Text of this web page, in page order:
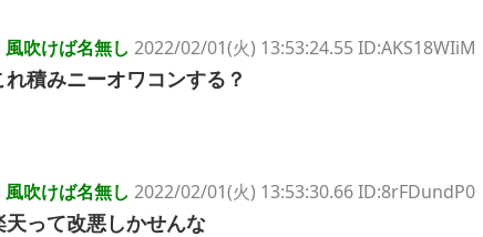
風吹けば名無し 2022/02/01(火) 13:53:24.55 ID:AKS18WIiM
れ積みニーオワコンする？
風吹けば名無し 2022/02/01(火) 13:53:30.66 ID:8rFDundP0
天って改悪しかせんな